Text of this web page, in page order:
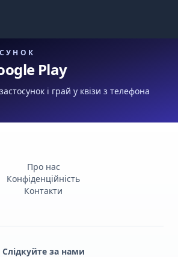
Play
і грай у квізи з телефона
Про нас
Конфіденційність
Контакти
Слідкуйте за нами